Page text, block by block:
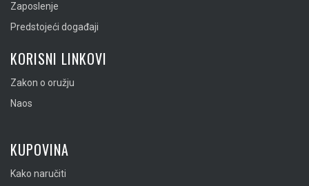
Zaposlenje
Predstojeći događaji
KORISNI LINKOVI
Zakon o oružju
Naos
KUPOVINA
Kako naručiti